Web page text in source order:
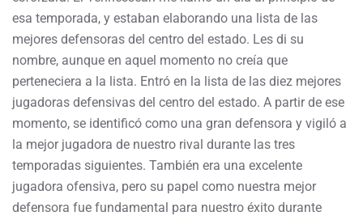
esa temporada, y estaban elaborando una lista de las
mejores defensoras del centro del estado. Les di su
nombre, aunque en aquel momento no creía que
perteneciera a la lista. Entró en la lista de las diez mejores
jugadoras defensivas del centro del estado. A partir de ese
momento, se identificó como una gran defensora y vigiló a
la mejor jugadora de nuestro rival durante las tres
temporadas siguientes. También era una excelente
jugadora ofensiva, pero su papel como nuestra mejor
defensora fue fundamental para nuestro éxito durante